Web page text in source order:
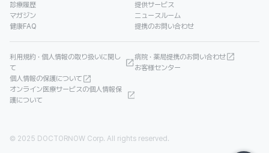
診療履歴
マガジン
健康FAQ
提供サービス
ニュースルーム
提携のお問い合わせ
利用規約 · 個人情報の取り扱いに関し
て
個人情報の保護について
オンライン医療サービスの個人情報保
護について
病院 · 薬局提携のお問い合わせ
お客様センター
© 2025 DOCTORNOW Corp. All rights reserved.